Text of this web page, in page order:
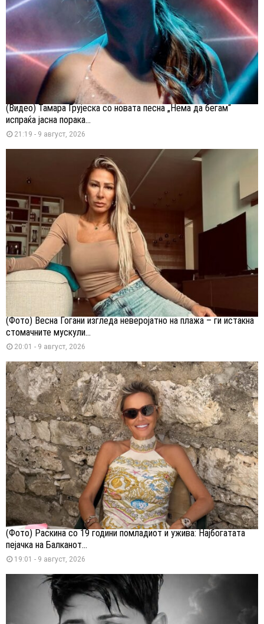
(Видео) Тамара Грујеска со новата песна „Нема да бегам“
испраќа јасна порака...
21:19 - 9 август, 2026
(Фото) Весна Ѓогани изгледа неверојатно на плажа – ги истакна
стомачните мускули...
20:01 - 9 август, 2026
(Фото) Раскина со 19 години помладиот и ужива: Најбогатата
пејачка на Балканот...
19:01 - 9 август, 2026